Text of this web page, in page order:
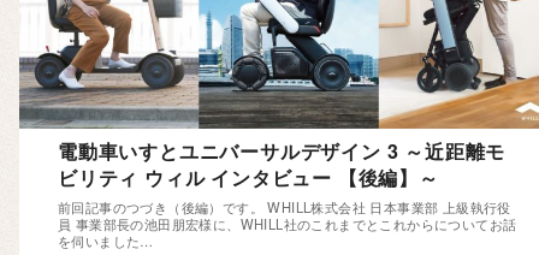
電動車いすとユニバーサルデザイン 3 ～近距離モ
ビリティ ウィル インタビュー 【後編】～
前回記事のつづき（後編）です。 WHILL株式会社 日本事業部 上級執行役
員 事業部長の池田朋宏様に、WHILL社のこれまでとこれからについてお話
を伺いました…